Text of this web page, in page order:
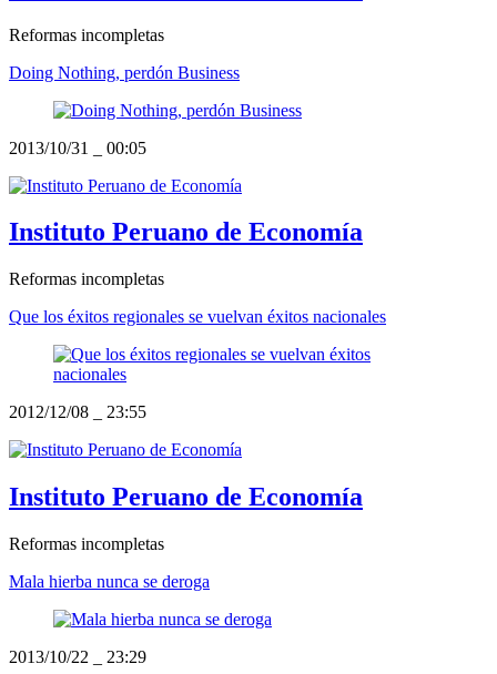
Reformas incompletas
Doing Nothing, perdón Business
2013/10/31 00:05
Instituto Peruano de Economía
Reformas incompletas
Que los éxitos regionales se vuelvan éxitos nacionales
2012/12/08 23:55
Instituto Peruano de Economía
Reformas incompletas
Mala hierba nunca se deroga
2013/10/22 23:29